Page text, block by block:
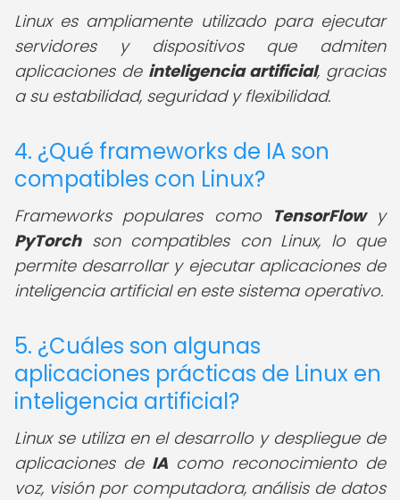
Linux es ampliamente utilizado para ejecutar
servidores y dispositivos que admiten
aplicaciones de inteligencia artificial, gracias
a su estabilidad, seguridad y flexibilidad.
4. ¿Qué frameworks de IA son
compatibles con Linux?
Frameworks populares como TensorFlowy
PyTorchson compatibles con Linux, lo que
permite desarrollar y ejecutar aplicaciones de
inteligencia artificial en este sistema operativo.
5. ¿Cuáles son algunas
aplicaciones prácticas de Linux en
inteligencia artificial?
Linux se utiliza en el desarrollo y despliegue de
aplicaciones de IA como reconocimiento de
voz, visión por computadora, análisis de datos